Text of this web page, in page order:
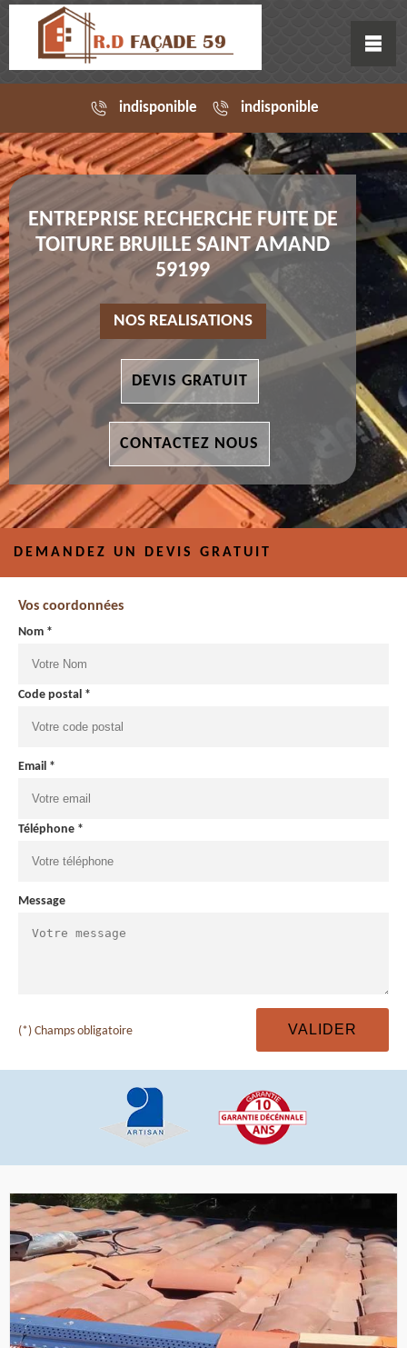
indisponible indisponible
ENTREPRISE RECHERCHE FUITE DE
TOITURE BRUILLE SAINT AMAND
59199
NOS REALISATIONS
DEVIS GRATUIT
CONTACTEZ NOUS
DEMANDEZ UN DEVIS GRATUIT
Vos coordonnées
Nom *
Code postal *
Email *
Téléphone *
Message
(*) Champs obligatoire